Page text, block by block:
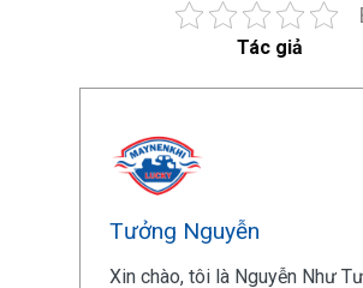
Tác giả
Tưởng Nguyễn
Xin chào, tôi là Nguyễn Như